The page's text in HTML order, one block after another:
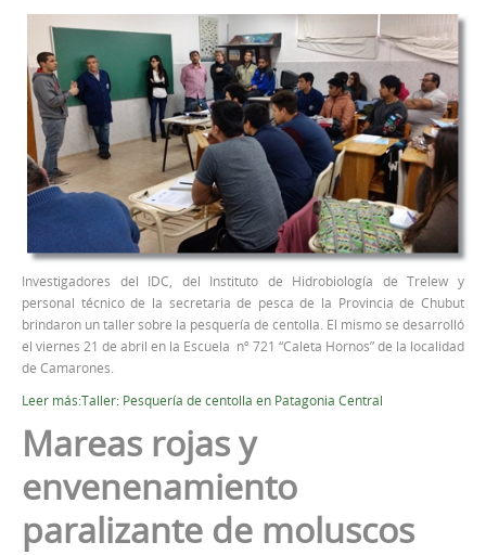
Investigadores del IDC, del Instituto de Hidrobiología de Trelew y
personal técnico de la secretaria de pesca de la Provincia de Chubut
brindaron un taller sobre la pesquería de centolla. El mismo se desarrolló
el viernes 21 de abril en la Escuela nº 721 “Caleta Hornos” de la localidad
de Camarones.
Leer más:Taller: Pesquería de centolla en Patagonia Central
Mareas rojas y
envenenamiento
paralizante de moluscos